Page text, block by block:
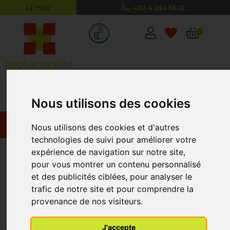
Nous utilisons des cookies
Nous utilisons des cookies et d'autres
technologies de suivi pour améliorer votre
expérience de navigation sur notre site,
pour vous montrer un contenu personnalisé
et des publicités ciblées, pour analyser le
trafic de notre site et pour comprendre la
provenance de nos visiteurs.
J'accepte
LE MAG’ +32 4 263 56 12
MaPharmacie.be ma santé, mes
0
Promos Produits
Parapharmacie - Cosmétiques
Passer par une parapharmacie en ligne afin
de choisir les produits pour prendre soin de
Choisissez bien votre parapharmacie en ligne